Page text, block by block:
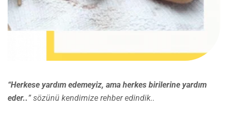
“Herkese yardım edemeyiz, ama herkes birilerine yardım
eder..” sözünü kendimize rehber edindik..